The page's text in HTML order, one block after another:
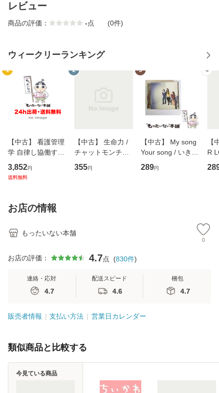
レビュー
商品の評価： -点 (0件)
ウィークリーランキング
1
【中古】 看護管理
学 自律し協働する
専門職の看護マネ
ジメントスキル 改
恵 藤本幸三 / 南江
堂 [単行
3,852円
送料無料
2
【中古】 生命力 /
チャットモンチー /
キューンレコード
[CD]【メール便送
355円
3
【中古】 My song
Your song / いきも
のがかり / [CD]
【メール便送料無
289円
4
【
R
産
お店の情報
もったいない本舗
0
お店の評価： 4.7点 (830件)
連絡・応対
4.7
配送スピード
4.6
梱包
4.7
販売者情報 支払い方法 営業日カレンダー
類似商品と比較する
今見ている商品